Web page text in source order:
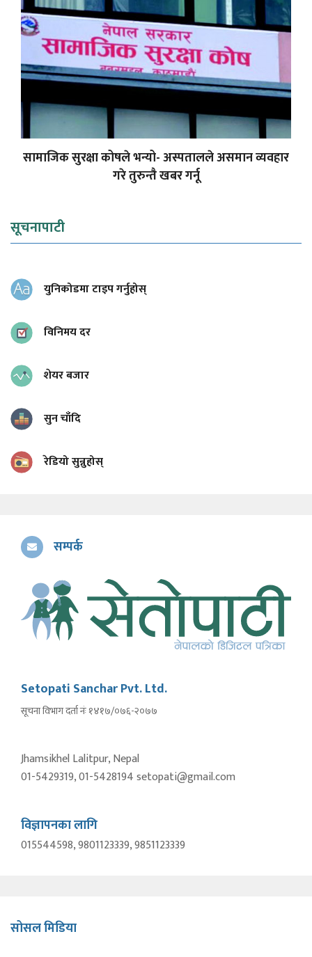
सामाजिक सुरक्षा कोषले भन्यो- अस्पतालले असमान व्यवहार
गरे तुरुन्तै खबर गर्नू
सूचनापाटी
युनिकोडमा टाइप गर्नुहोस्
विनिमय दर
शेयर बजार
सुन चाँदि
रेडियो सुन्नुहोस्
सम्पर्क
Setopati Sanchar Pvt. Ltd.
सूचना विभाग दर्ता नंः १४१७/०७६-२०७७
Jhamsikhel Lalitpur, Nepal
01-5429319, 01-5428194 setopati@gmail.com
विज्ञापनका लागि
015544598, 9801123339, 9851123339
सोसल मिडिया